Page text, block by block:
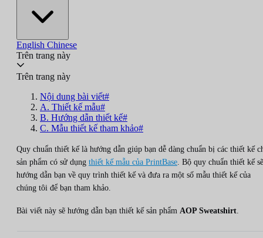
English Chinese
Trên trang này
Trên trang này
Nội dung bài viết#
A. Thiết kế mẫu#
B. Hướng dẫn thiết kế#
C. Mẫu thiết kế tham khảo#
Quy chuẩn thiết kế là hướng dẫn giúp bạn dễ dàng chuẩn bị các thiết kế
sản phẩm có sử dụng thiết kế mẫu của PrintBase . Bộ quy chuẩn thiết kế sẽ
hướng dẫn bạn về quy trình thiết kế và đưa ra một số mẫu thiết kế của
chúng tôi để bạn tham khảo.
Bài viết này sẽ hướng dẫn bạn thiết kế sản phẩm AOP Sweatshirt.